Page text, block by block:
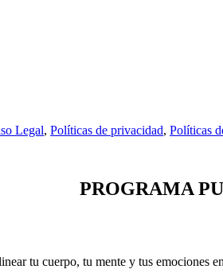
Legal, Políticas de privacidad, Políticas
PROGRAMA
tu cuerpo, tu mente y tus emociones